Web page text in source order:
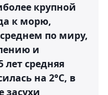
крупной
к морю,
по миру,
и
лет средняя
на 2°C, в
засухи